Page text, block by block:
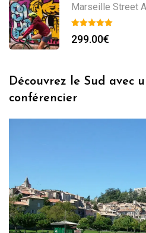
Marseille Street
299.00€
Découvrez le Sud avec
conférencier